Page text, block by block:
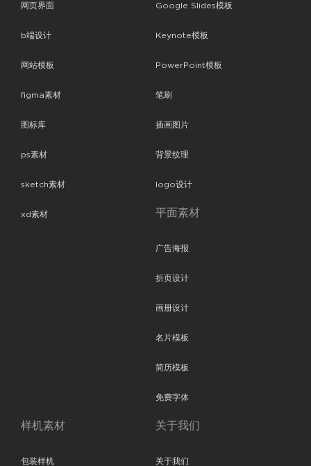
网页界面
b端设计
网站模板
figma素材
图标库
ps素材
sketch素材
xd素材
Google Slides模板
Keynote模板
PowerPoint模板
笔刷
插画图片
背景纹理
logo设计
平面素材
广告海报
折页设计
画册设计
名片模板
简历模板
免费字体
样机素材
包装样机
关于我们
关于我们